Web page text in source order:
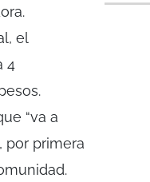
el
4
“va a
por primera